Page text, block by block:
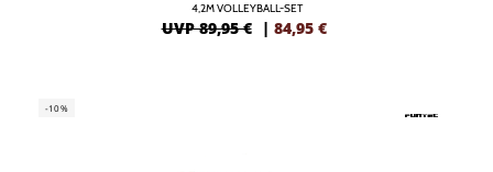
4,2M VOLLEYBALL-SET
UVP 89,95 € | 84,95 €
-10%